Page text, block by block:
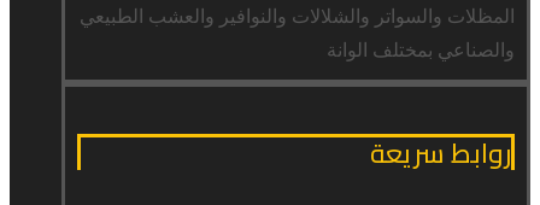
المظلات والسواتر والشلالات والنوافير والعشب الطبيعي
والصناعي بمختلف الوانة
روابط سريعة